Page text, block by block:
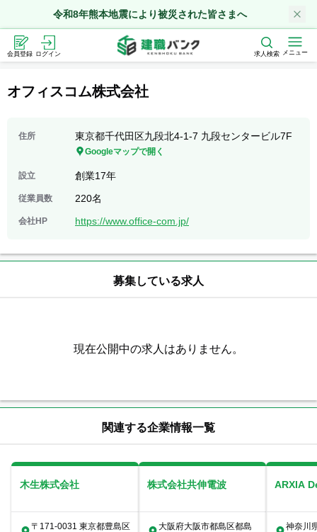
令和8年熊本地震により被災された皆さまへ
会員登録 ログイン 求人検索 メニュー
オフィスコム株式会社
住所 東京都千代田区九段北4-1-7 九段センタービル7F
Googleマップで開く
設立 創業17年
従業員数 220名
会社HP https://www.office-com.jp/
募集している求人
現在公開中の求人はありません。
関連する企業情報一覧
木生株式会社
〒171-0031 東京都豊島区
株式会社共伸電波
大阪府大阪市都島区都島
ARXIA
神奈川